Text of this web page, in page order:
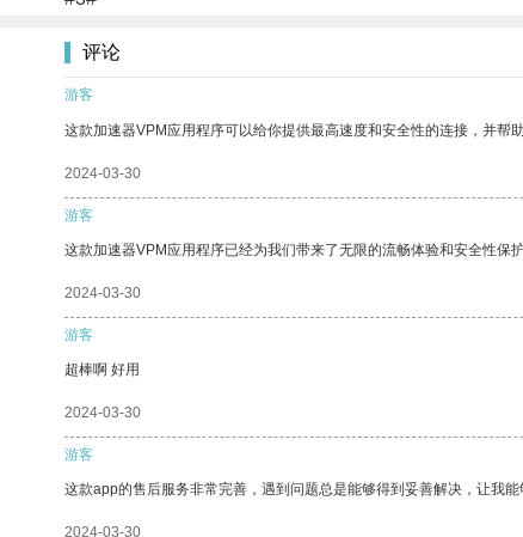
评论
游客
这款加速器VPM应用程序可以给你提供最高速度和安全性的连接，并帮
2024-03-30
游客
这款加速器VPM应用程序已经为我们带来了无限的流畅体验和安全性保护
2024-03-30
游客
超棒啊 好用
2024-03-30
游客
这款app的售后服务非常完善，遇到问题总是能够得到妥善解决，让我能
2024-03-30